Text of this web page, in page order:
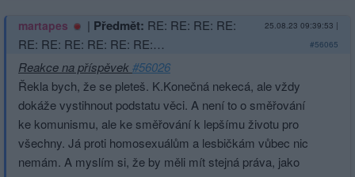
martapes | Předmět: RE: RE: RE: RE:
RE: RE: RE: RE: RE: RE:…
25.08.23 09:39:53 |
#56065
Reakce na příspěvek#56026
Řekla bych, že se pleteš. K.Konečná nekecá, ale vždy
dokáže vystihnout podstatu věci. A není to o směřování
ke komunismu, ale ke směřování k lepšímu životu pro
všechny. Já proti homosexuálům a lesbičkám vůbec nic
nemám. A myslím si, že by měli mít stejná práva, jako